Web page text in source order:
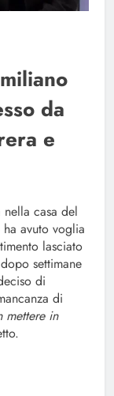
da
e
nella casa del
ha avuto voglia
lasciato
settimane
di
di
mettere in